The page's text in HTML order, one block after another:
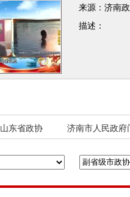
来源：济南
描述：
山东省政协 济南市人民政府